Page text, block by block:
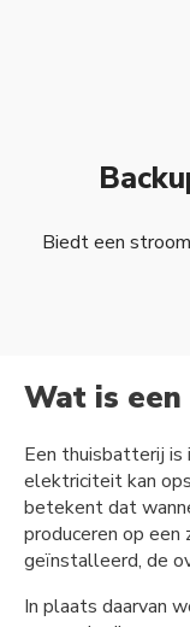
Biedt een
Wat is
Een thuisbatterij is
elektriciteit kan
betekent dat
produceren op een
geïnstalleerd, de
In plaats daarvan